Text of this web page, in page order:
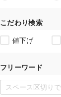
こだわり検索
値下げ
フリーワード